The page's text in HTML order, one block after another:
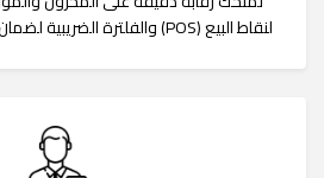
لنقاط البيع (POS) والفلترة الضريبية لضمان كفاءة سلاسل الإمداد.